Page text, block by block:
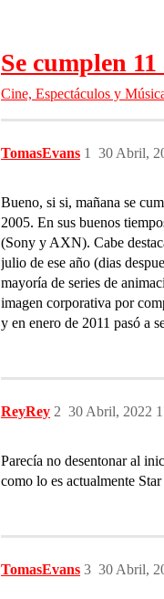
Se cumplen
Cine, Espectáculos y
TomasEvans 30 Abril,
1
Bueno, si si, mañana se
2005. En sus buenos
(Sony y AXN). Cabe
julio de ese año (dias
mayoría de series de
imagen corporativa por
y en enero de 2011 pasó a
ReyRey 30 Abril, 2022
2
Parecía no desentonar al
como lo es actualmente
TomasEvans 30 Abril,
3